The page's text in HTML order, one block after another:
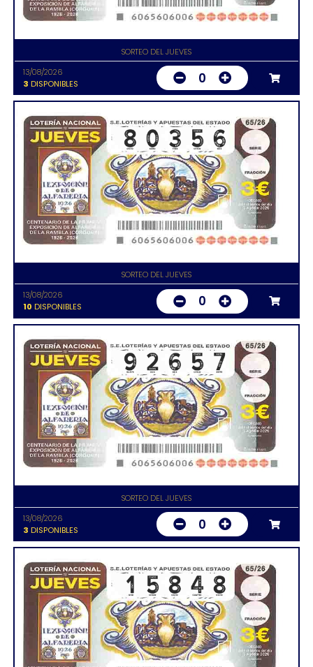
SORTEO DEL JUEVES
13/08/2026
3 DISPONIBLES 0
SORTEO DEL JUEVES
13/08/2026
10 DISPONIBLES 0
SORTEO DEL JUEVES
13/08/2026
3 DISPONIBLES 0